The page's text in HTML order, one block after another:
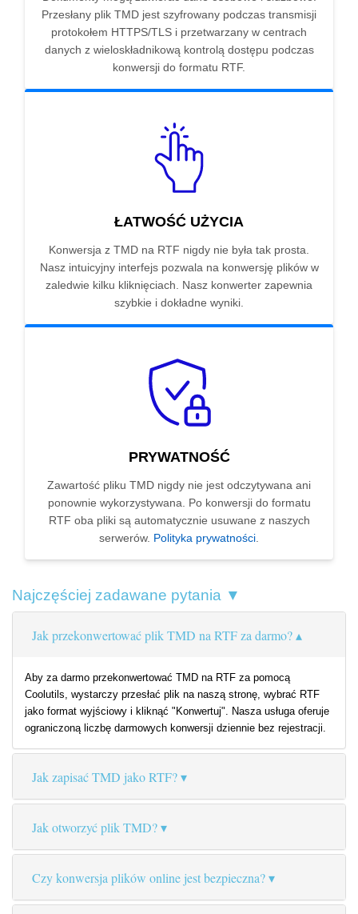
Przesłany plik TMD jest szyfrowany podczas transmisji
protokołem HTTPS/TLS i przetwarzany w centrach
danych z wieloskładnikową kontrolą dostępu podczas
konwersji do formatu RTF.
ŁATWOŚĆ UŻYCIA
Konwersja z TMD na RTF nigdy nie była tak prosta.
Nasz intuicyjny interfejs pozwala na konwersję plików w
zaledwie kilku kliknięciach. Nasz konwerter zapewnia
szybkie i dokładne wyniki.
PRYWATNOŚĆ
Zawartość pliku TMD nigdy nie jest odczytywana ani
ponownie wykorzystywana. Po konwersji do formatu
RTF oba pliki są automatycznie usuwane z naszych
serwerów. Polityka prywatności.
Najczęściej zadawane pytania ▼
Jak przekonwertować plik TMD na RTF za darmo?
Aby za darmo przekonwertować TMD na RTF za pomocą
Coolutils, wystarczy przesłać plik na naszą stronę, wybrać RTF
jako format wyjściowy i kliknąć "Konwertuj". Nasza usługa oferuje
ograniczoną liczbę darmowych konwersji dziennie bez rejestracji.
Jak zapisać TMD jako RTF?
Jak otworzyć plik TMD?
Czy konwersja plików online jest bezpieczna?